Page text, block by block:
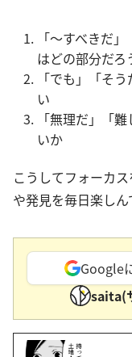
「～すべきだ
はどの部分だろ
「でも」「そ
い
「無理だ」「
いか
こうしてフォーカ
や発見を毎日楽し
Google
saita(